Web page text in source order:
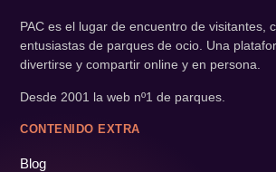
PAC es el lugar de encuentro de visitantes,
entusiastas de parques de ocio. Una
divertirse y compartir online y en persona.
Desde 2001 la web nº1 de parques.
CONTENIDO EXTRA
Blog